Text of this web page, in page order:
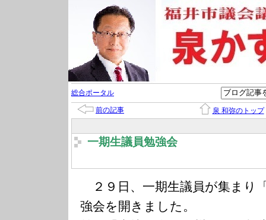
総合ポータル
前の記事 泉 和弥のトップ
一期生議員勉強会
２９日、一期生議員が集まり
強会を開きました。